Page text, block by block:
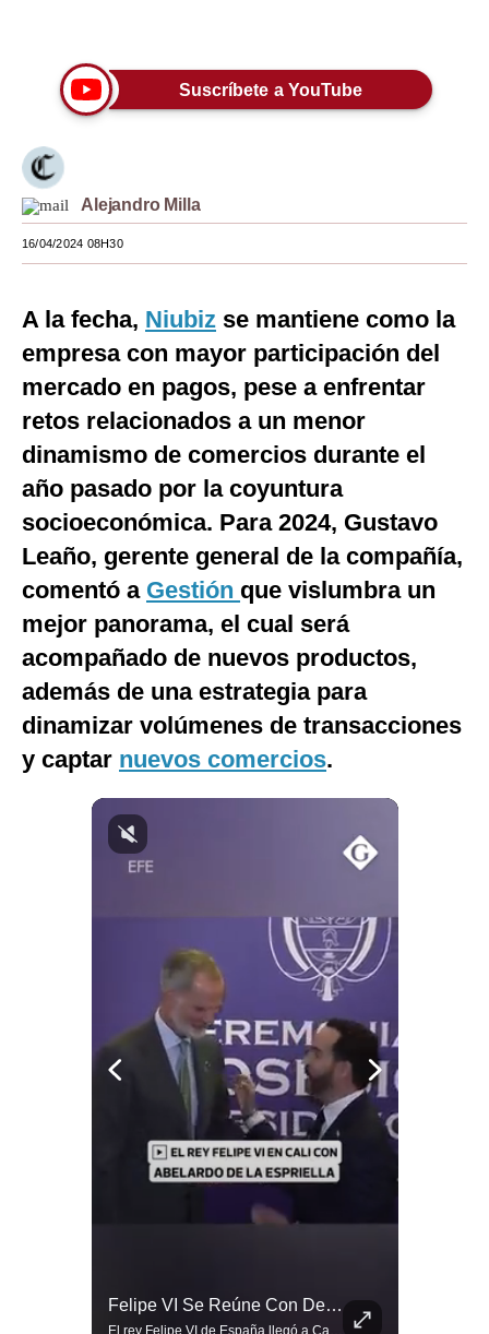
Viajes
Estilos
Mundo
EEUU
México
España
Internacional
Tecnología
Club del Suscriptor
Mix
G de Gestión
Notas Contratadas
Podcast
Suscríbete a YouTube
Alejandro Milla
16/04/2024 08H30
A la fecha, Niubiz se mantiene como la
empresa con mayor participación del
mercado en pagos, pese a enfrentar
retos relacionados a un menor
dinamismo de comercios durante el
año pasado por la coyuntura
socioeconómica. Para 2024, Gustavo
Leaño, gerente general de la compañía,
comentó a Gestión que vislumbra un
mejor panorama, el cual será
acompañado de nuevos productos,
además de una estrategia para
dinamizar volúmenes de transacciones
y captar nuevos comercios.
Felipe VI Se Reúne Con De La Espriella Antes De La Investidura | Gestión Mundo